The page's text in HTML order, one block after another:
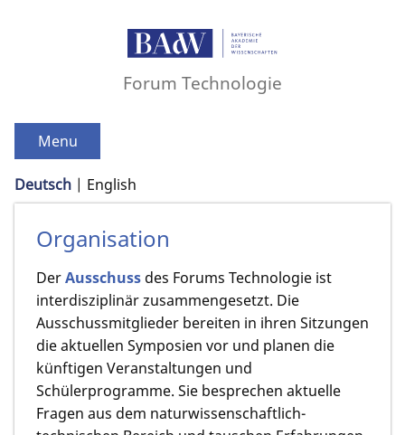
Forum Technologie
Menu
Deutsch English
Organisation
DerAusschuss des Forums Technologie ist
interdisziplinär zusammengesetzt. Die
Ausschussmitglieder bereiten in ihren Sitzungen
die aktuellen Symposien vor und planen die
künftigen Veranstaltungen und
Schülerprogramme. Sie besprechen aktuelle
Fragen aus dem naturwissenschaftlich-